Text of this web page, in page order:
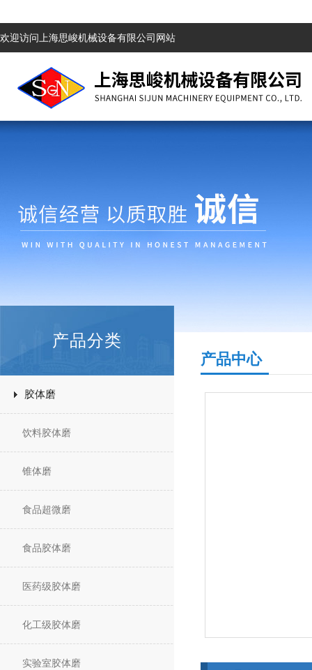
欢迎访问上海思峻机械设备有限公司网站
产品分类
胶体磨
饮料胶体磨
锥体磨
食品超微磨
食品胶体磨
医药级胶体磨
化工级胶体磨
实验室胶体磨
产品中心